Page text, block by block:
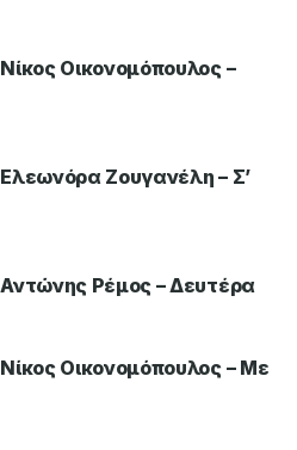
Οικονομόπουλος –
Ελεωνόρα Ζουγανέλη – Σ’
Αντώνης Ρέμος – Δευτέρα
Νίκος Οικονομόπουλος – Με